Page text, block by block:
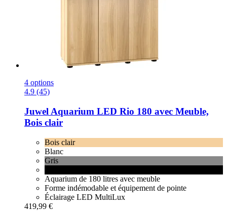
4 options
4.9 (45)
Juwel Aquarium LED Rio 180 avec Meuble,
Bois clair
Bois clair
Blanc
Gris
Aquarium de 180 litres avec meuble
Forme indémodable et équipement de pointe
Éclairage LED MultiLux
419,99 €